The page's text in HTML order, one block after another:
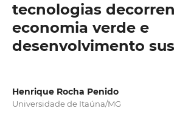
tecnologias
economia verde e
desenvolvimento
Henrique Rocha Penido
Universidade de Itaúna/MG